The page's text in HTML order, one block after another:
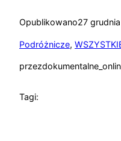
Opublikowano27
Podróżnicze,
przez
Tagi: